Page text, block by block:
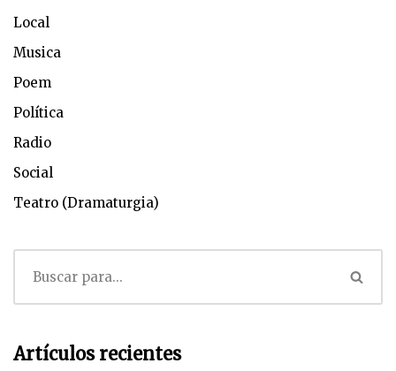
Local
Musica
Poem
Política
Radio
Social
Teatro (Dramaturgia)
Artículos recientes